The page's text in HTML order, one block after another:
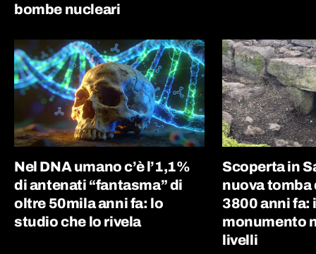
bombe nucleari
Nel DNA umano c’è l’1,1%
di antenati “fantasma” di
oltre 50mila anni fa: lo
studio che lo rivela
Scoperta in
nuova tomba
3800 anni fa:
monumento
livelli